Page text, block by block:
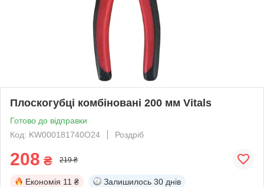
Плоскогубці комбіновані 200 мм Vitals
Готово до відправки
Код: KW000181740O24
Роздріб
208 ₴ 219 ₴
Економія 11 ₴ Залишилось 30 днів